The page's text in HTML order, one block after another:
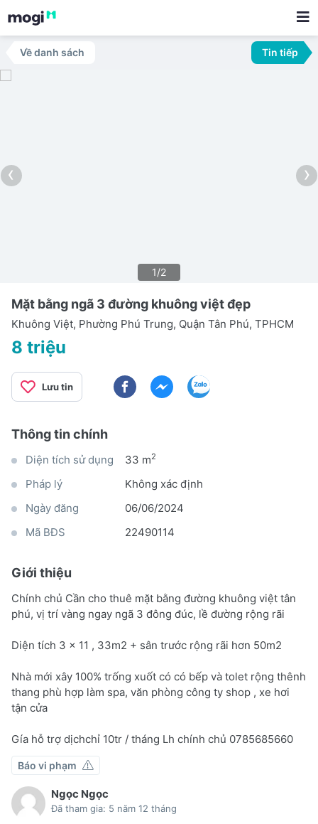
Về danh sách Tin tiếp
‹ ›
1/2
Mặt bằng ngã 3 đường khuông việt đẹp
Khuông Việt, Phường Phú Trung, Quận Tân Phú, TPHCM
8 triệu
Lưu tin
Thông tin chính
Diện tích sử dụng 33 m2
Pháp lý
Không xác định
Ngày đăng
06/06/2024
Mã BĐS
22490114
Giới thiệu
Chính chủ Cần cho thuê mặt bằng đường khuông việt tân
phú, vị trí vàng ngay ngã 3 đông đúc, lề đường rộng rãi
Diện tích 3 x 11 , 33m2 + sân trước rộng rãi hơn 50m2
Nhà mới xây 100% trống xuốt có có bếp và tolet rộng thênh
thang phù hợp làm spa, văn phòng công ty shop , xe hơi
tận cửa
Gía hỗ trợ dịchchỉ 10tr / tháng Lh chính chủ 0785685660
Báo vi phạm
Ngọc Ngọc
Đã tham gia: 5 năm 12 tháng